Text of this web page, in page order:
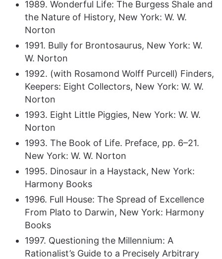
1989. Wonderful Life: The Burgess Shale and
the Nature of History, New York: W. W.
Norton
1991. Bully for Brontosaurus, New York: W.
W. Norton
1992. (with Rosamond Wolff Purcell) Finders,
Keepers: Eight Collectors, New York: W. W.
Norton
1993. Eight Little Piggies, New York: W. W.
Norton
1993. The Book of Life. Preface, pp. 6–21.
New York: W. W. Norton
1995. Dinosaur in a Haystack, New York:
Harmony Books
1996. Full House: The Spread of Excellence
From Plato to Darwin, New York: Harmony
Books
1997. Questioning the Millennium: A
Rationalist’s Guide to a Precisely Arbitrary